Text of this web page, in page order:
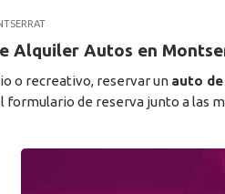
Alquiler Autos en
o recreativo, reservar un auto
formulario de reserva junto a las